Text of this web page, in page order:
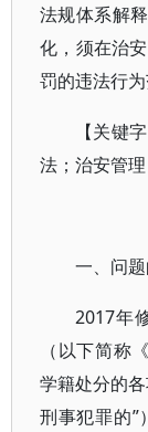
法规体系解
化，须在治
罚的违法行为
【关键
法；治安管理
一、问
2017年
（以下简
学籍处分的
刑事犯罪的”